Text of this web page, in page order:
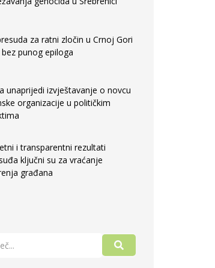
za ratni zločin u Crnoj Gori
punog epiloga
unaprijedi izvještavanje o novcu
organizacije u političkim
i transparentni rezultati
ključni su za vraćanje
građana